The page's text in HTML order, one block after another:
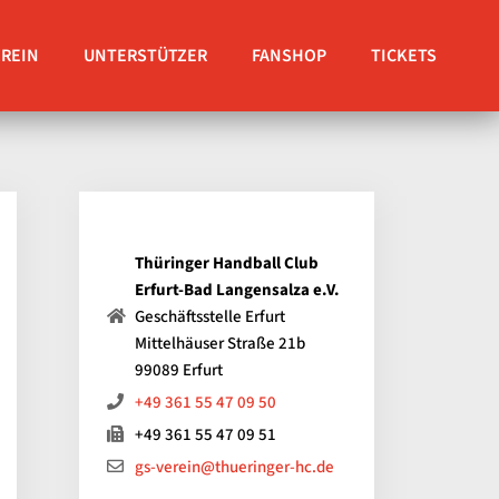
UNTERSTÜTZER FANSHOP TICKETS
Thüringer Handball Club
Erfurt-Bad Langensalza e.V.
Geschäftsstelle Erfurt
Mittelhäuser Straße 21b
99089 Erfurt
+49 361 55 47 09 50
+49 361 55 47 09 51
gs-verein@thueringer-hc.de